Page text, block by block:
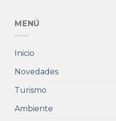
MENÚ
Inicio
Novedades
Turismo
Ambiente